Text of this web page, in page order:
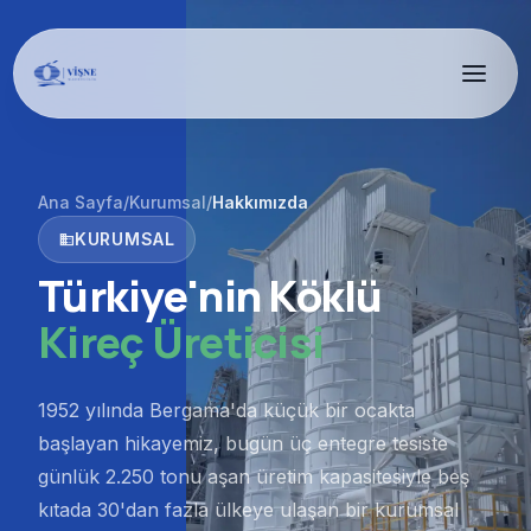
Ana Sayfa/Kurumsal/Hakkımızda
domainKURUMSAL
Türkiye'nin Köklü
Kireç Üreticisi
1952 yılında Bergama'da küçük bir ocakta
başlayan hikayemiz, bugün üç entegre tesiste
günlük 2.250 tonu aşan üretim kapasitesiyle beş
kıtada 30'dan fazla ülkeye ulaşan bir kurumsal